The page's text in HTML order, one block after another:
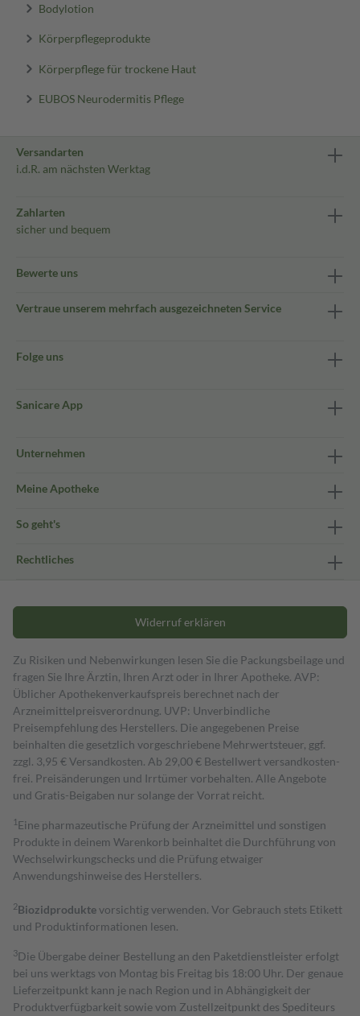
Bodylotion
Körperpflegeprodukte
Körperpflege für trockene Haut
EUBOS Neurodermitis Pflege
Versandarten
i.d.R. am nächsten Werktag
Zahlarten
sicher und bequem
Bewerte uns
Vertraue unserem mehrfach ausgezeichneten Service
Folge uns
Sanicare App
Unternehmen
Meine Apotheke
So geht's
Rechtliches
Widerruf erklären
Zu Risiken und Nebenwirkungen lesen Sie die Packungsbeilage und
fragen Sie Ihre Ärztin, Ihren Arzt oder in Ihrer Apotheke. AVP:
Üblicher Apothekenverkaufspreis berechnet nach der
Arzneimittelpreisverordnung. UVP: Unverbindliche
Preisempfehlung des Herstellers. Die angegebenen Preise
beinhalten die gesetzlich vorgeschriebene Mehrwertsteuer, ggf.
zzgl. 3,95 € Versandkosten. Ab 29,00 € Bestell­wert versand­kosten­
frei. Preisänderungen und Irrtümer vorbehalten. Alle Angebote
und Gratis-Beigaben nur solange der Vorrat reicht.
1 Eine pharmazeutische Prüfung der Arzneimittel und sonstigen
Produkte in deinem Warenkorb beinhaltet die Durchführung von
Wechselwirkungschecks und die Prüfung etwaiger
Anwendungshinweise des Herstellers.
2Biozidproduktevorsichtig verwenden. Vor Gebrauch stets Etikett
und Produktinformationen lesen.
3Die Übergabe deiner Bestellung an den Paketdienstleister erfolgt
bei uns werktags von Montag bis Freitag bis 18:00 Uhr. Der genaue
Lieferzeitpunkt kann je nach Region und in Abhängigkeit der
Produktverfügbarkeit sowie vom Zustellzeitpunkt des Spediteurs